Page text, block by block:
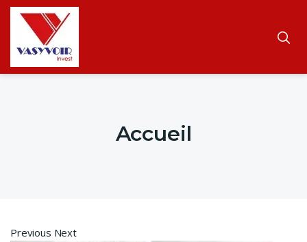
Accueil
Previous Next